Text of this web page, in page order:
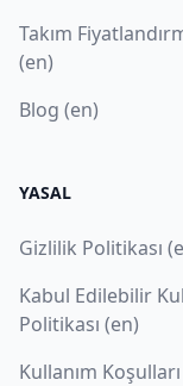
Takım
(en)
Blog (en)
YASAL
Gizlilik Politikası
Kabul Edilebilir
Politikası (en)
Kullanım